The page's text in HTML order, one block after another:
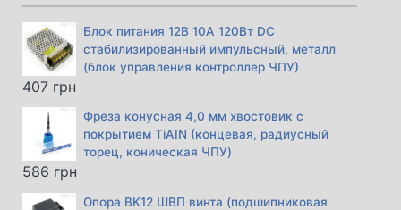
Блок питания 12В 10А 120Вт DC
стабилизированный импульсный, металл
(блок управления контроллер ЧПУ)
407 грн
Фреза конусная 4,0 мм хвостовик с
покрытием TiAIN (концевая, радиусный
торец, коническая ЧПУ)
586 грн
Опора BK12 ШВП винта (подшипниковая